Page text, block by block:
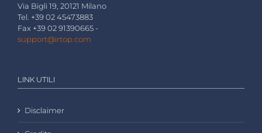
Via Bigli 19, 20121 Milano
Tel. +39 02 45473883
Fax +39 02 91390665 -
support@irtop.com
LINK UTILI
Disclaimer